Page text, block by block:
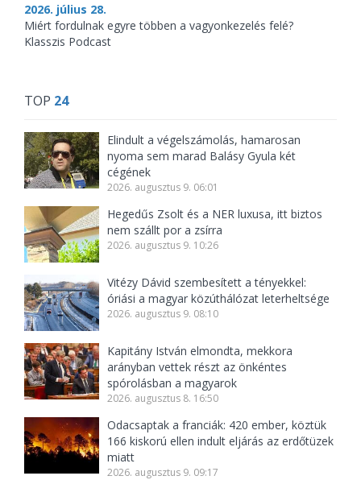
2026. július 28.
Miért fordulnak egyre többen a vagyonkezelés felé?
Klasszis Podcast
TOP 24
Elindult a végelszámolás, hamarosan
nyoma sem marad Balásy Gyula két
cégének
2026. augusztus 9. 06:01
Hegedűs Zsolt és a NER luxusa, itt biztos
nem szállt por a zsírra
2026. augusztus 9. 10:26
Vitézy Dávid szembesített a tényekkel:
óriási a magyar közúthálózat leterheltsége
2026. augusztus 9. 08:10
Kapitány István elmondta, mekkora
arányban vettek részt az önkéntes
spórolásban a magyarok
2026. augusztus 8. 16:50
Odacsaptak a franciák: 420 ember, köztük
166 kiskorú ellen indult eljárás az erdőtüzek
miatt
2026. augusztus 9. 09:17